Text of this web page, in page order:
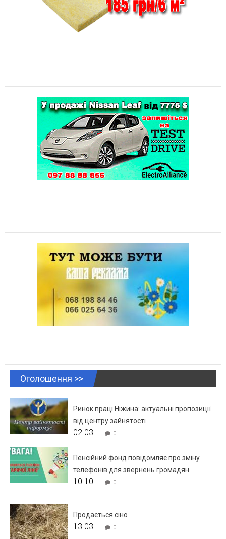
Оголошення >>
Ринок праці Ніжина: актуальні пропозиції
від центру зайнятості
02.03. 0
Пенсійний фонд повідомляє про зміну
телефонів для звернень громадян
10.10. 0
Продається сіно
13.03. 0